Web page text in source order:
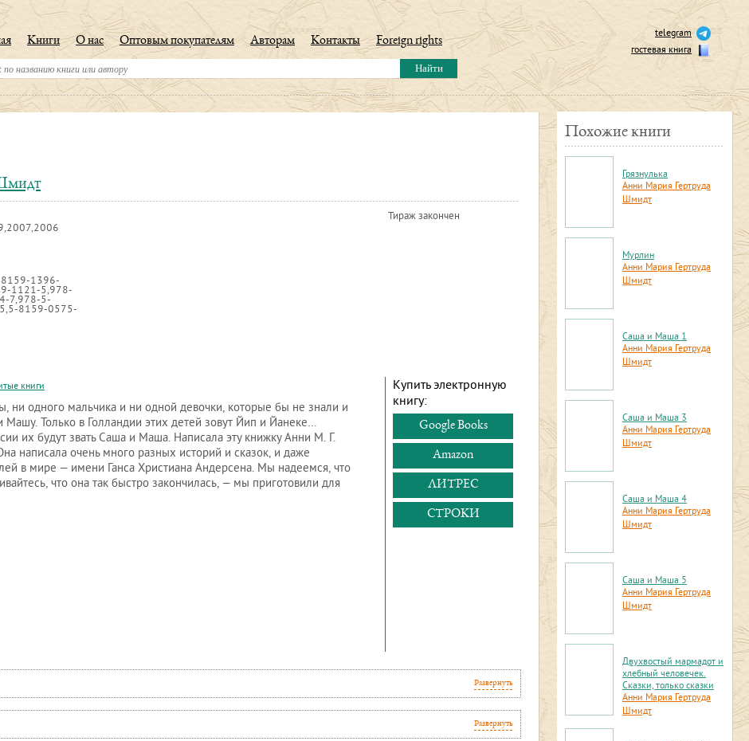
telegram
гостевая книга
Книги О нас Оптовым покупателям Авторам Контакты Foreign rights
1396-
1121-5,978-
7,978-5-
8159-0575-
Тираж закончен
книги
ни одного мальчика и ни одной девочки, которые бы не знали и
Только в Голландии этих детей зовут Йип и Йанеке…
их будут звать Саша и Маша. Написала эту книжку Анни М. Г.
написала очень много разных историй и сказок, и даже
в мире — имени Ганса Христиана Андерсена. Мы надеемся, что
что она так быстро закончилась, — мы приготовили для
Купить электронную
книгу:
Google Books
Amazon
ЛИТРЕС
СТРОКИ
Развернуть
Развернуть
Похожие книги
Грязнулька
Анни Мария Гертруда
Шмидт
Мурлин
Анни Мария Гертруда
Шмидт
Саша и Маша 1
Анни Мария Гертруда
Шмидт
Саша и Маша 3
Анни Мария Гертруда
Шмидт
Саша и Маша 4
Анни Мария Гертруда
Шмидт
Саша и Маша 5
Анни Мария Гертруда
Шмидт
Двухвостый мармадот и
хлебный человечек.
Сказки, только сказки
Анни Мария Гертруда
Шмидт